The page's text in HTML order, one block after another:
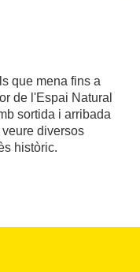
que mena fins a
de l'Espai Natural
sortida i arribada
diversos
històric.